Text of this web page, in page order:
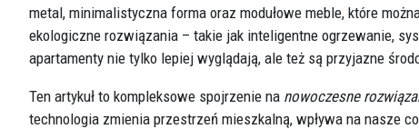
metal, minimalistyczna forma oraz modułowe meble, które
ekologiczne rozwiązania – takie jak inteligentne ogrzewanie,
apartamenty nie tylko lepiej wyglądają, ale też są przyjazne
Ten artykuł to kompleksowe spojrzenie na nowoczesne
technologia zmienia przestrzeń mieszkalną, wpływa na nasze